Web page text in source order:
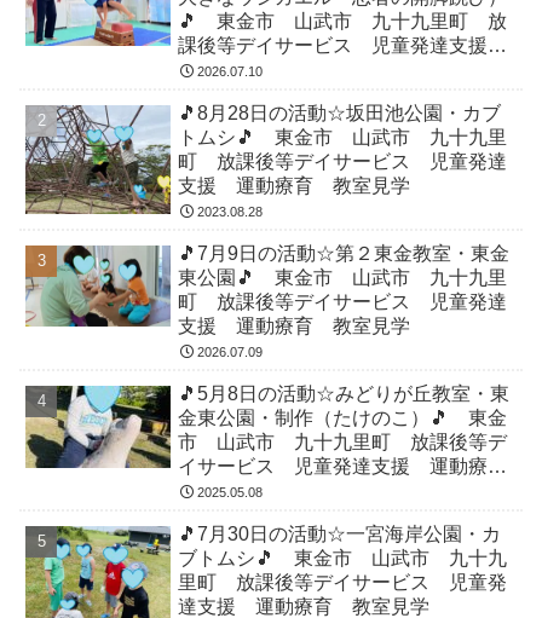
🎵 東金市 山武市 九十九里町 放
課後等デイサービス 児童発達支援
運動療育 教室見学
2026.07.10
🎵8月28日の活動☆坂田池公園・カブ
トムシ🎵 東金市 山武市 九十九里
町 放課後等デイサービス 児童発達
支援 運動療育 教室見学
2023.08.28
🎵7月9日の活動☆第２東金教室・東金
東公園🎵 東金市 山武市 九十九里
町 放課後等デイサービス 児童発達
支援 運動療育 教室見学
2026.07.09
🎵5月8日の活動☆みどりが丘教室・東
金東公園・制作（たけのこ）🎵 東金
市 山武市 九十九里町 放課後等デ
イサービス 児童発達支援 運動療
育 教室見学
2025.05.08
🎵7月30日の活動☆一宮海岸公園・カ
ブトムシ🎵 東金市 山武市 九十九
里町 放課後等デイサービス 児童発
達支援 運動療育 教室見学